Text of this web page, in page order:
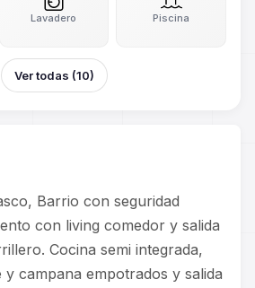
Lavadero Piscina
Ver todas (10)
Barrio con seguridad
con living comedor y salida
Cocina semi integrada,
campana empotrados y salida